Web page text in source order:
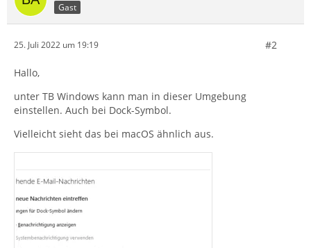
Gast
25. Juli 2022 um 19:19 #2
Hallo,
unter TB Windows kann man in dieser Umgebung
einstellen. Auch bei Dock-Symbol.
Vielleicht sieht das bei macOS ähnlich aus.